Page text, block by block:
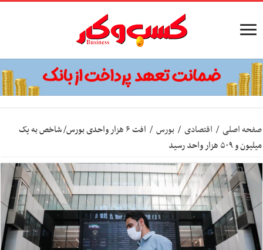
صفحه اصلی / اقتصادی / بورس /
افت ۶ هزار واحدی بورس/ شاخص به یک
میلیون و ۵۰۹ هزار واحد رسید